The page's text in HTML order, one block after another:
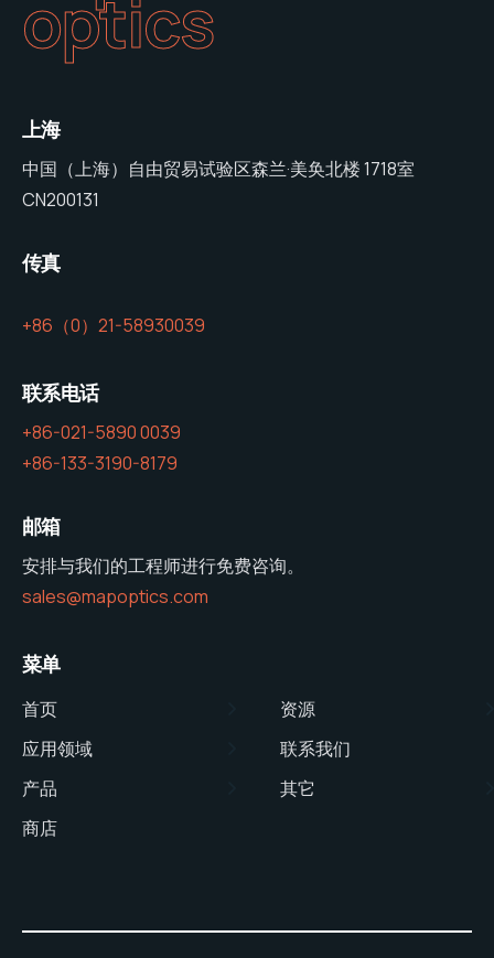
optics
上海
中国（上海）自由贸易试验区森兰·美奂北楼 1718室
CN200131
传真
+86（0）21-58930039
联系电话
+86-021-5890 0039
+86-133-3190-8179
邮箱
安排与我们的工程师进行免费咨询。
sales@mapoptics.com
菜单
首页
应用领域
产品
商店
资源
联系我们
其它